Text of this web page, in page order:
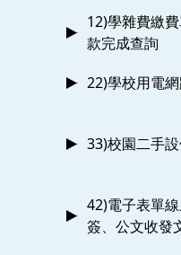
12)學雜費繳
款完成查詢
22)學校用電
33)校園二手
42)電子表單線
簽、公文收發